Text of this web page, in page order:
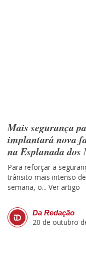
Mais segurança
implantará nova
na Esplanada
Para reforçar a
trânsito mais intenso
semana, o... Ver artigo
Da Redação
20 de outubro